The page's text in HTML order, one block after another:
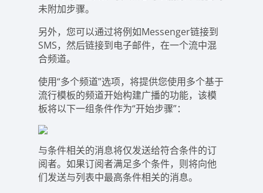
未附加步骤。
另外，您可以通过将例如Messenger链接到
SMS，然后链接到电子邮件，在一个流中混
合频道。
使用“多个频道”选项，将提供您使用多个基于
流行模板的频道开始构建广播的功能，该模
板将以下一组条件作为“开始步骤”：
与条件相关的消息将仅发送给符合条件的订
阅者。如果订阅者满足多个条件，则将向他
们发送与列表中最高条件相关的消息。